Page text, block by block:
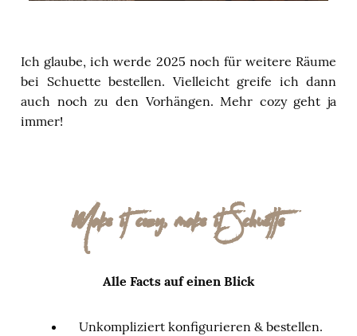
Ich glaube, ich werde 2025 noch für weitere Räume
bei Schuette bestellen. Vielleicht greife ich dann
auch noch zu den Vorhängen. Mehr cozy geht ja
immer!
Make it cozy, make it Schuette
Alle Facts auf einen Blick
Unkompliziert konfigurieren & bestellen.